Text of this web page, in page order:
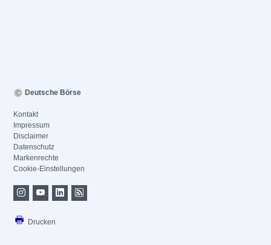
Deutsche Börse
Kontakt
Impressum
Disclaimer
Datenschutz
Markenrechte
Cookie-Einstellungen
Drucken